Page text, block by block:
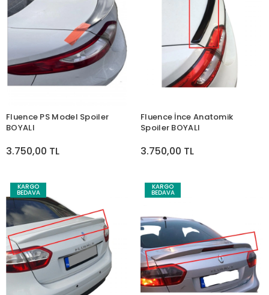
Fluence PS Model Spoiler
BOYALI
3.750,00 TL
Fluence İnce Anatomik
Spoiler BOYALI
3.750,00 TL
KARGO
BEDAVA
KARGO
BEDAVA